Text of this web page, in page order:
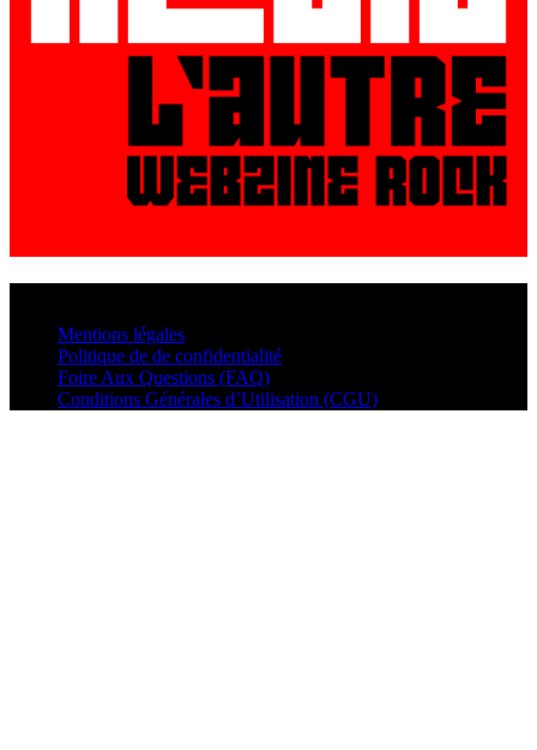
Mentions légales
Politique de de confidentialité
Foire Aux Questions (FAQ)
Conditions Générales d’Utilisation (CGU)